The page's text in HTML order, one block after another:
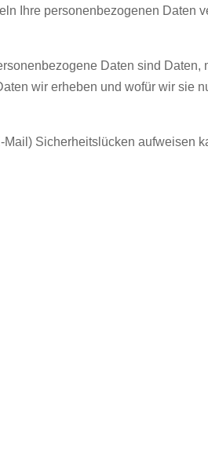
Ihre personenbezogenen Daten
Daten sind Daten,
wir erheben und wofür wir sie
Sicherheitslücken aufweisen